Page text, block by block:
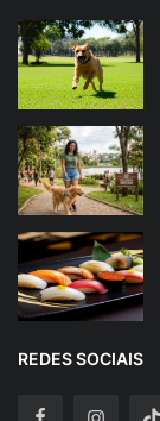
REDES SOCIAIS